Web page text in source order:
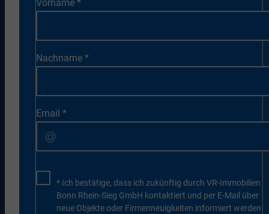
Vorname *
Nachname *
Email *
* Ich bestätige, dass ich zukünftig durch VR-Immobilien
Bonn Rhein-Sieg GmbH kontaktiert und per E-Mail über
neue Objekte oder Firmenneuigkeiten informiert werden